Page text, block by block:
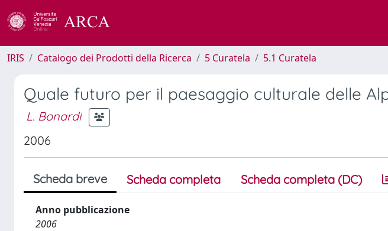
IRIS Catalogo dei Prodotti della Ricerca 5 Curatela 5.1 Curatela
Quale futuro per il paesaggio culturale delle
L. Bonardi
2006
Scheda breve Scheda completa Scheda completa (DC)
Anno pubblicazione
2006